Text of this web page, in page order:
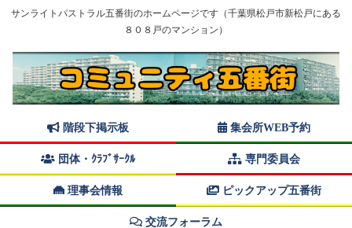
サンライトパストラル五番街のホームページです（千葉県松戸市新松戸にある
８０８戸のマンション）
階段下掲示板 集会所WEB予約
団体・ｸﾗﾌﾞｻｰｸﾙ 専門委員会
理事会情報 ピックアップ五番街
交流フォーラム